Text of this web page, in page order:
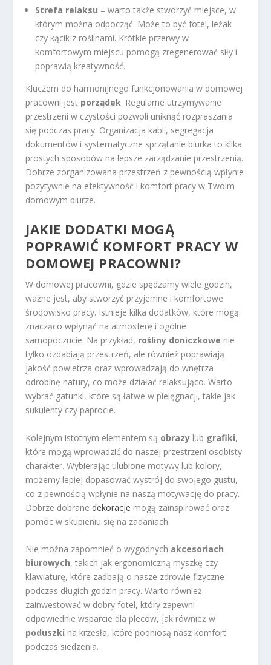
Strefa relaksu – warto także stworzyć miejsce, w
którym można odpocząć. Może to być fotel, leżak
czy kącik z roślinami. Krótkie przerwy w
komfortowym miejscu pomogą zregenerować siły i
poprawią kreatywność.
Kluczem do harmonijnego funkcjonowania w domowej
pracowni jest porządek. Regularne utrzymywanie
przestrzeni w czystości pozwoli uniknąć rozpraszania
się podczas pracy. Organizacja kabli, segregacja
dokumentów i systematyczne sprzątanie biurka to kilka
prostych sposobów na lepsze zarządzanie przestrzenią.
Dobrze zorganizowana przestrzeń z pewnością wpłynie
pozytywnie na efektywność i komfort pracy w Twoim
domowym biurze.
JAKIE DODATKI MOGĄ
POPRAWIĆ KOMFORT PRACY W
DOMOWEJ PRACOWNI?
W domowej pracowni, gdzie spędzamy wiele godzin,
ważne jest, aby stworzyć przyjemne i komfortowe
środowisko pracy. Istnieje kilka dodatków, które mogą
znacząco wpłynąć na atmosferę i ogólne
samopoczucie. Na przykład, rośliny doniczkowe nie
tylko ozdabiają przestrzeń, ale również poprawiają
jakość powietrza oraz wprowadzają do wnętrza
odrobinę natury, co może działać relaksująco. Warto
wybrać gatunki, które są łatwe w pielęgnacji, takie jak
sukulenty czy paprocie.
Kolejnym istotnym elementem są obrazy lub grafiki,
które mogą wprowadzić do naszej przestrzeni osobisty
charakter. Wybierając ulubione motywy lub kolory,
możemy lepiej dopasować wystrój do swojego gustu,
co z pewnością wpłynie na naszą motywację do pracy.
Dobrze dobrane dekoracje mogą zainspirować oraz
pomóc w skupieniu się na zadaniach.
Nie można zapomnieć o wygodnych akcesoriach
biurowych, takich jak ergonomiczną myszkę czy
klawiaturę, które zadbają o nasze zdrowie fizyczne
podczas długich godzin pracy. Warto również
zainwestować w dobry fotel, który zapewni
odpowiednie wsparcie dla pleców, jak również w
poduszki na krzesła, które podniosą nasz komfort
podczas siedzenia.